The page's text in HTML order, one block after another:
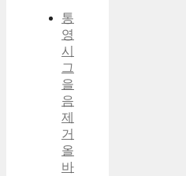
통
영
시
그
을
음
제
거
올
바